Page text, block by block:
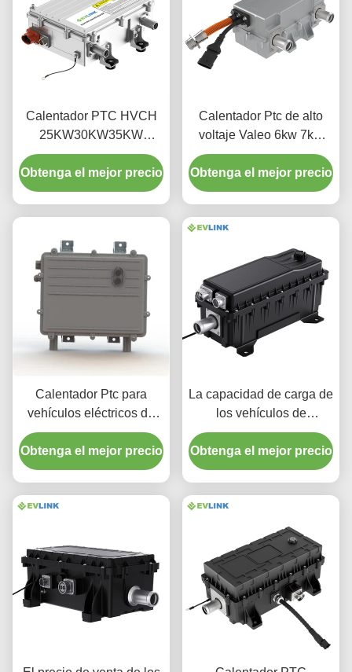
Calentador PTC HVCH
25KW30KW35KW
600V800V1100V 12KG
para Autobus, Camion,
Macchinari Edili,
Obtenga el mejor precio
Calentador Ptc de alto
voltaje Valeo 6kw 7kw
10kW para sistema de
bomba de calor DC 690V
Obtenga el mejor precio
Calentador Ptc para
vehículos eléctricos de
alta tensión
Obtenga el mejor precio
La capacidad de carga de
los vehículos de
transporte público y
privado es de
por autobús, camión,
vehículo exterior,
Riscaldamento Cabina
BTMS RBS,
Riscaldamento Batteria
EVLINK
Obtenga el mejor precio